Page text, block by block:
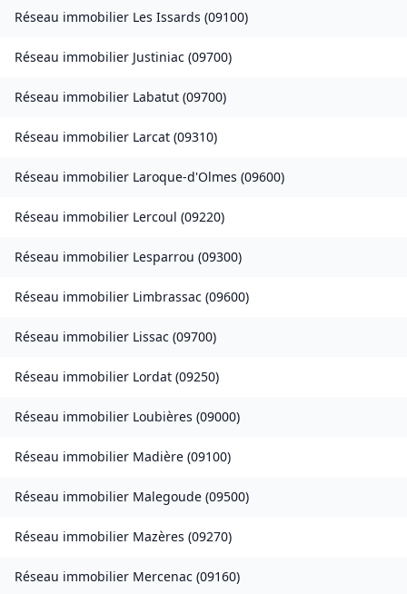
Réseau immobilier Les Issards (09100)
Réseau immobilier Justiniac (09700)
Réseau immobilier Labatut (09700)
Réseau immobilier Larcat (09310)
Réseau immobilier Laroque-d'Olmes (09600)
Réseau immobilier Lercoul (09220)
Réseau immobilier Lesparrou (09300)
Réseau immobilier Limbrassac (09600)
Réseau immobilier Lissac (09700)
Réseau immobilier Lordat (09250)
Réseau immobilier Loubières (09000)
Réseau immobilier Madière (09100)
Réseau immobilier Malegoude (09500)
Réseau immobilier Mazères (09270)
Réseau immobilier Mercenac (09160)